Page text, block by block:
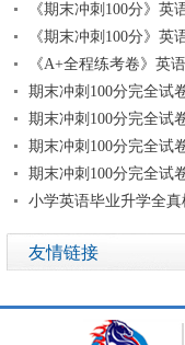
《期末冲刺100分》英
《期末冲刺100分》
《A+全程练考卷》英
期末冲刺100分完全试
期末冲刺100分完全试
期末冲刺100分完全试
期末冲刺100分完全试
小学英语毕业升学全
友情链接